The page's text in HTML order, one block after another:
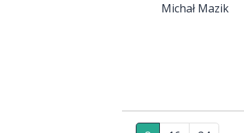
Michał Mazik